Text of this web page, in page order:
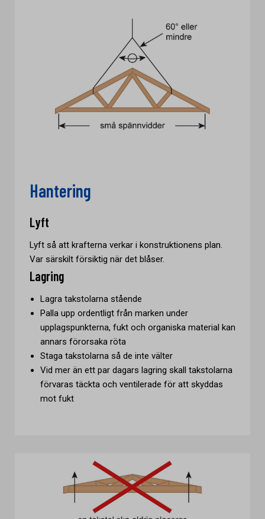
Hantering
Lyft
Lyft så att krafterna verkar i konstruktionens plan.
Var särskilt försiktig när det blåser.
Lagring
Lagra takstolarna stående
Palla upp ordentligt från marken under
upplagspunkterna, fukt och organiska material kan
annars förorsaka röta
Staga takstolarna så de inte välter
Vid mer än ett par dagars lagring skall takstolarna
förvaras täckta och ventilerade för att skyddas
mot fukt